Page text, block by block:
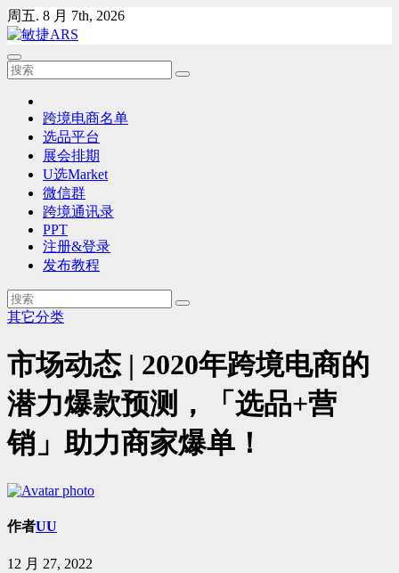
Skip
to
content
周五. 8 月 7th, 2026
跨境电商名单
选品平台
展会排期
U选Market
微信群
跨境通讯录
PPT
注册&登录
发布教程
其它分类
市场动态 | 2020年跨境电商的
潜力爆款预测，「选品+营
销」助力商家爆单！
作者UU
12 月 27, 2022